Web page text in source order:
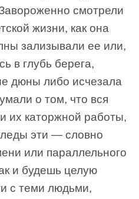
смотрели
жизни, как она
зализывали ее или,
в глубь берега,
дюны либо исчезала
о том, что вся
их каторжной работы,
эти — словно
или параллельного
и будешь целую
с теми людьми,